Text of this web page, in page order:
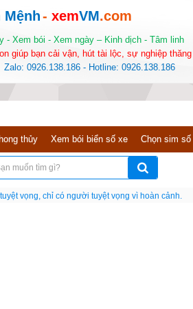
Mệnh- xemVM.com
- Xem bói - Xem ngày – Kinh dịch - Tâm linh
giúp bạn cải vận, hút tài lộc, sự nghiệp
0926.138.186 - Hotline: 0926.138.186
thủy Xem bói biển số xe Chọn sim số
cho dù đi vạn dặm đường cũng chỉ là anh đưa thư.